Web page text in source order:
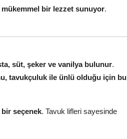
mükemmel bir lezzet sunuyor.
süt, şeker ve vanilya bulunur.
tavukçuluk ile ünlü olduğu için bu
bir seçenek. Tavuk lifleri sayesinde